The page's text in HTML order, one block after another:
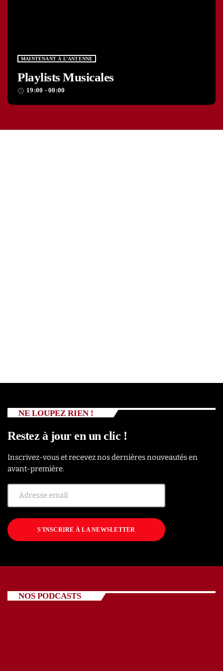
MAINTENANT À L’ANTENNE
Playlists Musicales
access_time 19:00 - 00:00
NE LOUPEZ RIEN !
Restez à jour en un clic !
Inscrivez-vous et recevez nos dernières nouveautés en
avant-première.
S'INSCRIRE À LA NEWSLETTER
NOS PODCASTS